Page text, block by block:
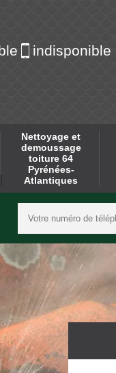
indisponible
Nettoyage et
demoussage
toiture 64
Pyrénées-
Atlantiques